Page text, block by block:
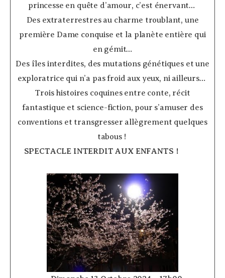
princesse en quête d’amour, c’est énervant…
Des extraterrestres au charme troublant, une
première Dame conquise et la planète entière qui
en gémit…
Des îles interdites, des mutations génétiques et une
exploratrice qui n’a pas froid aux yeux, ni ailleurs…
Trois histoires coquines entre conte, récit
fantastique et science-fiction, pour s’amuser des
conventions et transgresser allègrement quelques
tabous !
SPECTACLE INTERDIT AUX ENFANTS !­ ­ ­ ­ ­ ­ ­ ­ ­ ­ ­ ­